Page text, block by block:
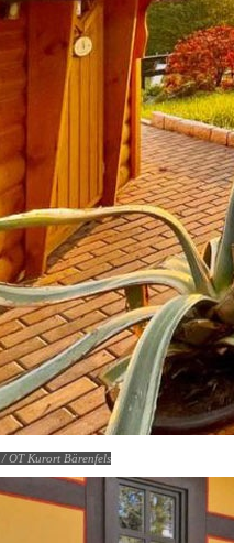
OT Kurort Bärenfels